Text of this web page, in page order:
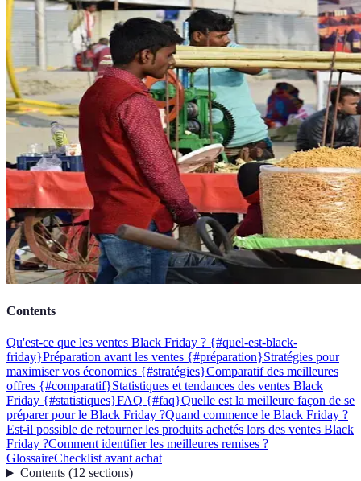
Contents
Qu'est-ce que les ventes Black Friday ? {#quel-est-black-
friday}Préparation avant les ventes {#préparation}Stratégies pour
maximiser vos économies {#stratégies}Comparatif des meilleures
offres {#comparatif}Statistiques et tendances des ventes Black
Friday {#statistiques}FAQ {#faq}Quelle est la meilleure façon de se
préparer pour le Black Friday ?Quand commence le Black Friday ?
Est-il possible de retourner les produits achetés lors des ventes Black
Friday ?Comment identifier les meilleures remises ?
GlossaireChecklist avant achat
Contents(12 sections)